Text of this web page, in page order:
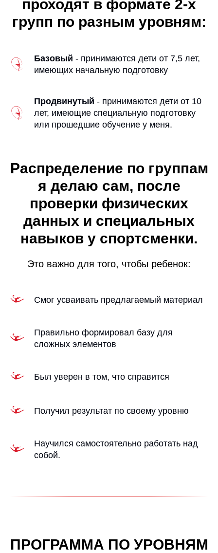
проходят в формате 2-х
групп по разным уровням:
Базовый - принимаются дети от 7,5 лет,
имеющих начальную подготовку
Продвинутый - принимаются дети от 10
лет, имеющие специальную подготовку
или прошедшие обучение у меня.
Распределение по группам
я делаю сам, после
проверки физических
данных и специальных
навыков у спортсменки.
Это важно для того, чтобы ребенок:
Смог усваивать предлагаемый материал
Правильно формировал базу для
сложных элементов
Был уверен в том, что справится
Получил результат по своему уровню
Научился самостоятельно работать над
собой.
ПРОГРАММА ПО УРОВНЯМ